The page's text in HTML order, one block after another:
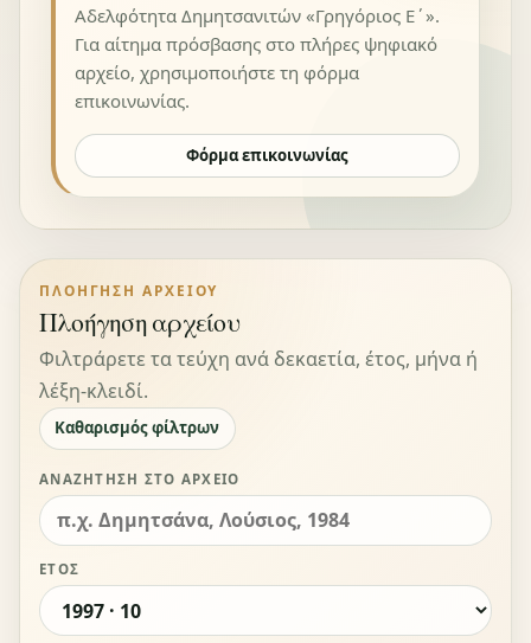
Αδελφότητα Δημητσανιτών «Γρηγόριος Ε΄».
Για αίτημα πρόσβασης στο πλήρες ψηφιακό
αρχείο, χρησιμοποιήστε τη φόρμα
επικοινωνίας.
Φόρμα επικοινωνίας
ΠΛΟΉΓΗΣΗ ΑΡΧΕΊΟΥ
Πλοήγηση αρχείου
Φιλτράρετε τα τεύχη ανά δεκαετία, έτος, μήνα ή
λέξη-κλειδί.
Καθαρισμός φίλτρων
ΑΝΑΖΉΤΗΣΗ ΣΤΟ ΑΡΧΕΊΟ
ΈΤΟΣ